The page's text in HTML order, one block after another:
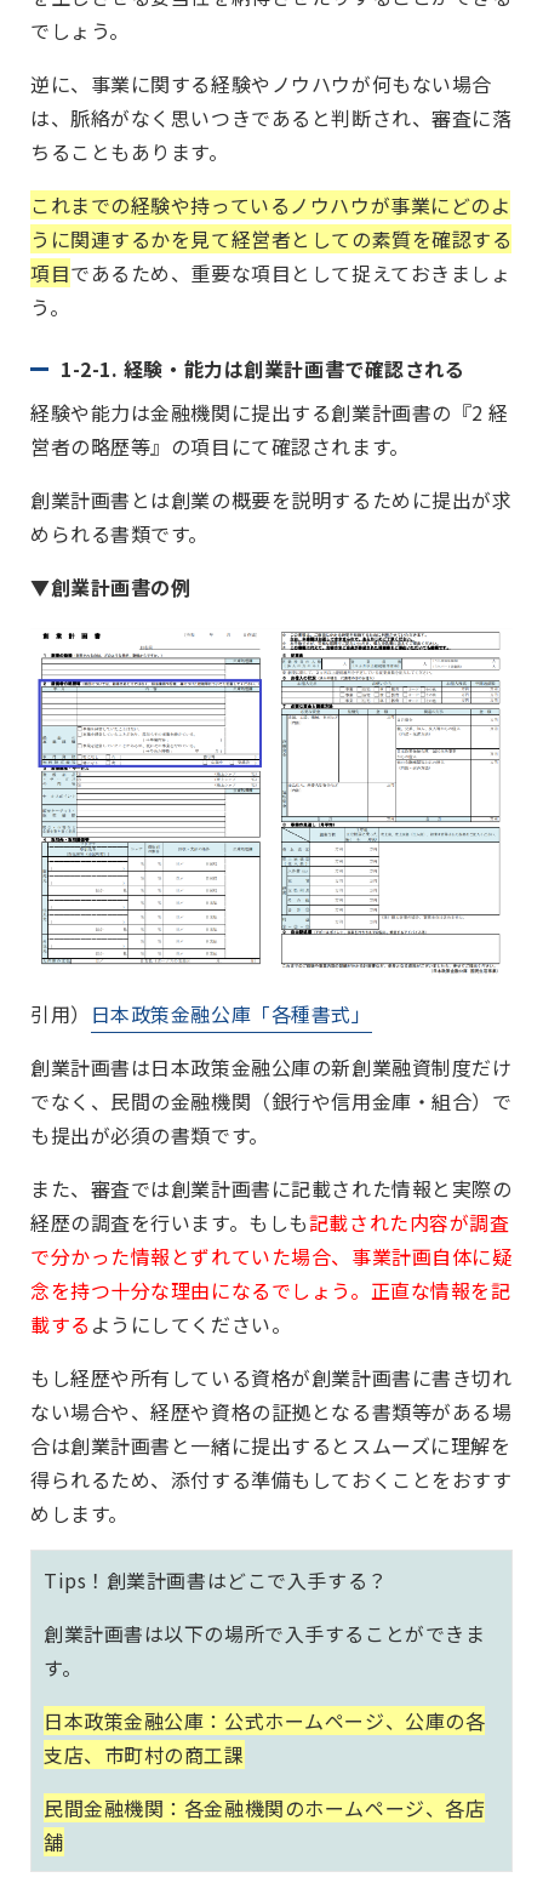
でしょう。
逆に、事業に関する経験やノウハウが何もない場合
は、脈絡がなく思いつきであると判断され、審査に落
ちることもあります。
これまでの経験や持っているノウハウが事業にどのよ
うに関連するかを見て経営者としての素質を確認する
項目であるため、重要な項目として捉えておきましょ
う。
1-2-1. 経験・能力は創業計画書で確認される
経験や能力は金融機関に提出する創業計画書の『2 経
営者の略歴等』の項目にて確認されます。
創業計画書とは創業の概要を説明するために提出が求
められる書類です。
▼創業計画書の例
引用） 日本政策金融公庫「各種書式」
創業計画書は日本政策金融公庫の新創業融資制度だけ
でなく、民間の金融機関（銀行や信用金庫・組合）で
も提出が必須の書類です。
また、審査では創業計画書に記載された情報と実際の
経歴の調査を行います。もしも記載された内容が調査
で分かった情報とずれていた場合、事業計画自体に疑
念を持つ十分な理由になるでしょう。正直な情報を記
載する ようにしてください。
もし経歴や所有している資格が創業計画書に書き切れ
ない場合や、経歴や資格の証拠となる書類等がある場
合は創業計画書と一緒に提出するとスムーズに理解を
得られるため、添付する準備もしておくことをおすす
めします。
Tips！創業計画書はどこで入手する？
創業計画書は以下の場所で入手することができま
す。
日本政策金融公庫：公式ホームページ、公庫の各
支店、市町村の商工課
民間金融機関：各金融機関のホームページ、各店
舗